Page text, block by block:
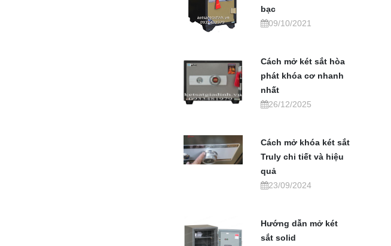
bạc
09/10/2021
Cách mở két sắt hòa
phát khóa cơ nhanh
nhất
26/12/2025
Cách mở khóa két sắt
Truly chi tiết và hiệu
quả
23/09/2024
Hướng dẫn mở két
sắt solid